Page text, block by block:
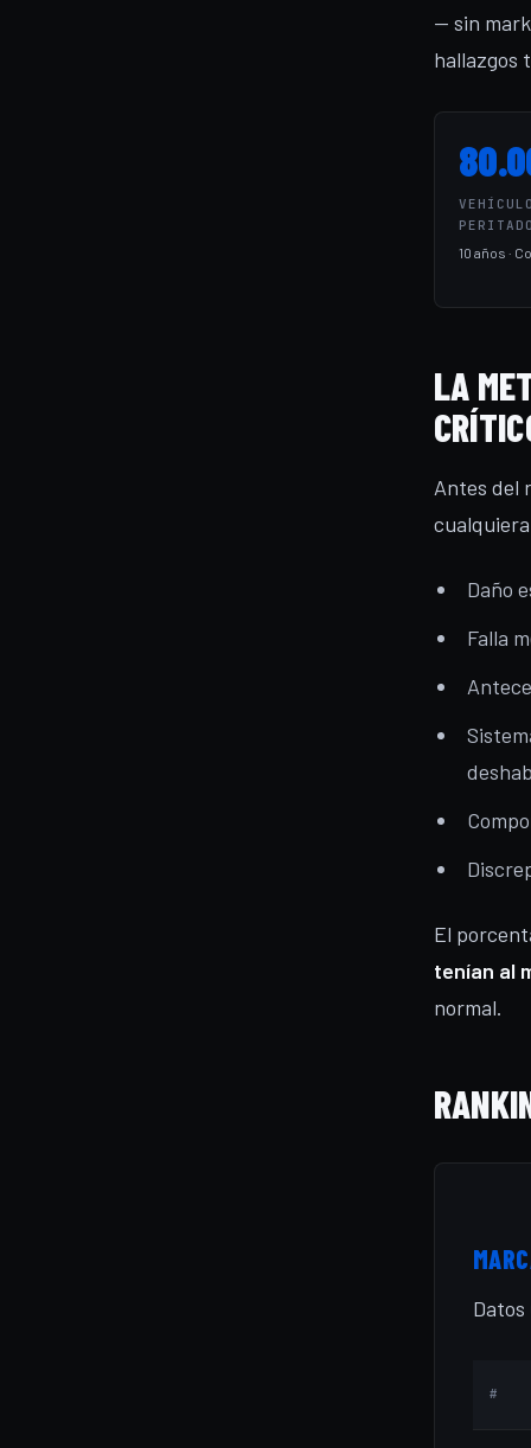
— sin
hallazgos
10 años ·
LA
Antes del
Daño
Falla
El
tenían al
normal.
Datos
#